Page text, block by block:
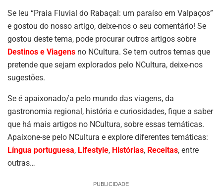
Se leu “Praia Fluvial do Rabaçal: um paraíso em Valpaços”
e gostou do nosso artigo, deixe-nos o seu comentário! Se
gostou deste tema, pode procurar outros artigos sobre
Destinos e Viagens no NCultura. Se tem outros temas que
pretende que sejam explorados pelo NCultura, deixe-nos
sugestões.
Se é apaixonado/a pelo mundo das viagens, da
gastronomia regional, história e curiosidades, fique a saber
que há mais artigos no NCultura, sobre essas temáticas.
Apaixone-se pelo NCultura e explore diferentes temáticas:
Língua portuguesa, Lifestyle, Histórias, Receitas, entre
outras…
PUBLICIDADE